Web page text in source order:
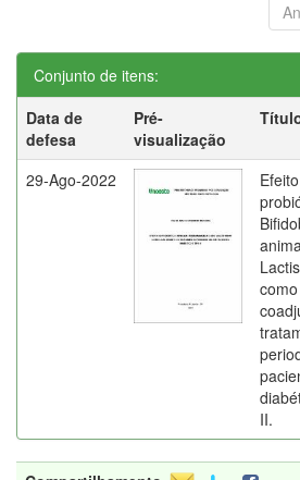
Conjunto de itens:
Data de
defesa
Pré-
visualização
29-Ago-2022
como
II.